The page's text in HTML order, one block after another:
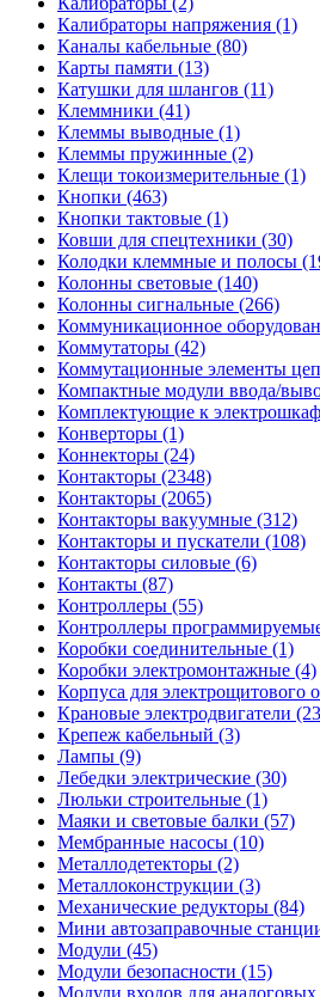
Калибраторы напряжения (1)
Каналы кабельные (80)
Карты памяти (13)
Катушки для шлангов (11)
Клеммники (41)
Клеммы выводные (1)
Клеммы пружинные (2)
Клещи токоизмерительные (1)
Кнопки (463)
Кнопки тактовые (1)
Ковши для спецтехники (30)
Колодки клеммные и полосы
Колонны световые (140)
Колонны сигнальные (266)
Коммуникационное
Коммутаторы (42)
Коммутационные элементы
Компактные модули ввода/
Комплектующие к
Конверторы (1)
Коннекторы (24)
Контакторы (2348)
Контакторы (2065)
Контакторы вакуумные (312)
Контакторы и пускатели (108)
Контакторы силовые (6)
Контакты (87)
Контроллеры (55)
Контроллеры
Коробки соединительные (1)
Коробки электромонтажные (4)
Корпуса для электрощитового
Крановые электродвигатели
Крепеж кабельный (3)
Лампы (9)
Лебедки электрические (30)
Люльки строительные (1)
Маяки и световые балки (57)
Мембранные насосы (10)
Металлодетекторы (2)
Металлоконструкции (3)
Механические редукторы (84)
Мини автозаправочные
Модули (45)
Модули безопасности (15)
Модули входов для аналоговых